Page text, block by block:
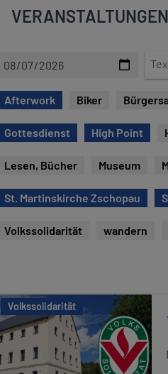
VERANSTALTUNGEN
t
s
Afterwork Biker
Gottesdienst High Point
Lesen, Bücher Museum
St. Martinskirche Zschopau
Volkssolidarität wandern
Volkssolidarität